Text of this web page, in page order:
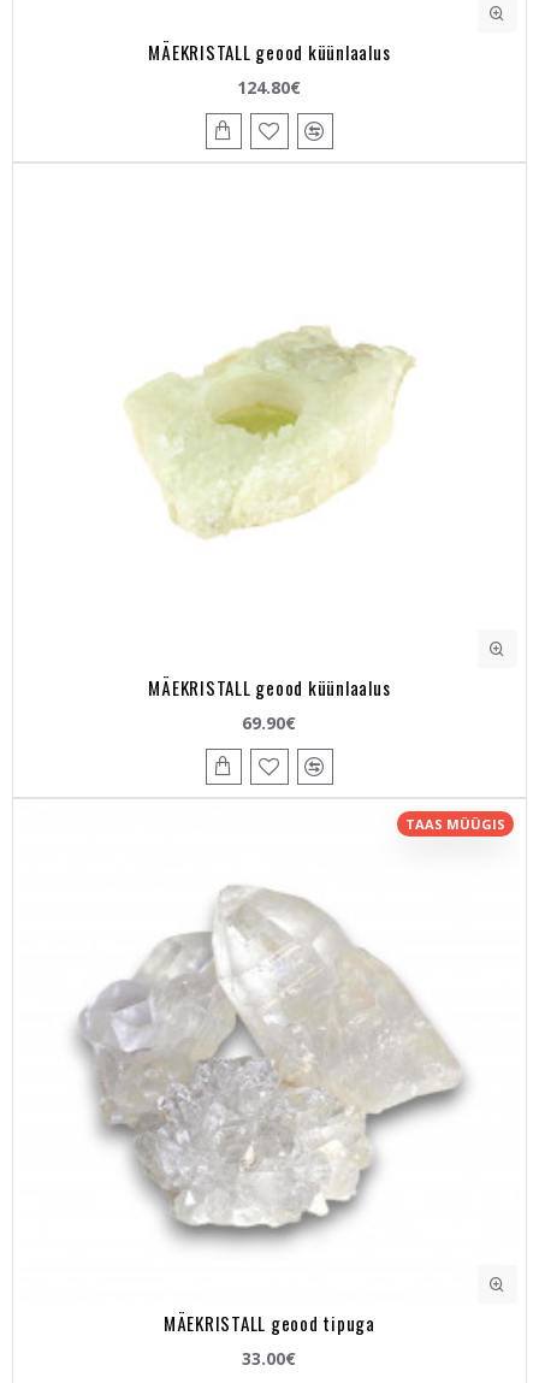
MÄEKRISTALL geood küünlaalus
124.80€
MÄEKRISTALL geood küünlaalus
69.90€
TAAS MÜÜGIS
MÄEKRISTALL geood tipuga
33.00€